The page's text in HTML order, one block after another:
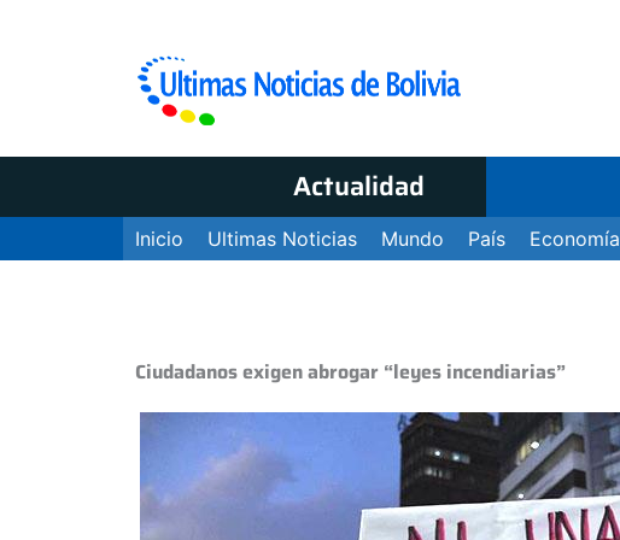
Actualidad
Inicio Ultimas Noticias Mundo País Economía
Ciudadanos exigen abrogar “leyes incendiarias”